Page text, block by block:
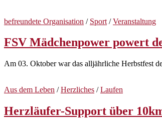
befreundete Organisation / Sport /Veranstaltung
FSV Mädchenpower powert
Am 03. Oktober war das alljährliche Herbstfest
Aus dem Leben /Herzliches /Laufen
Herzläufer-Support über